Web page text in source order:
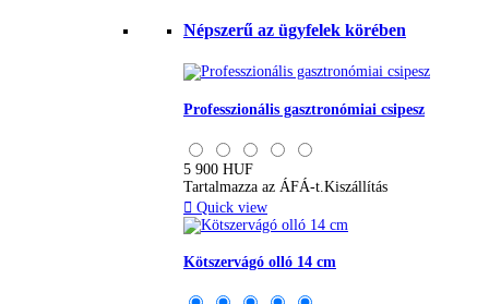
Népszerű az ügyfelek körében
Professzionális gasztronómiai csipesz
5 900 HUF
Tartalmazza az ÁFÁ-t. Kiszállítás
 Quick view
Kötszervágó olló 14 cm